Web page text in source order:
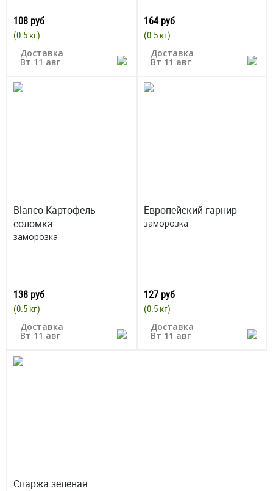
108 руб
(0.5 кг)
Доставка
Вт 11 авг
164 руб
(0.5 кг)
Доставка
Вт 11 авг
Blanco Картофель
соломка
заморозка
138 руб
(0.5 кг)
Доставка
Вт 11 авг
Европейский гарнир
заморозка
127 руб
(0.5 кг)
Доставка
Вт 11 авг
Спаржа зеленая